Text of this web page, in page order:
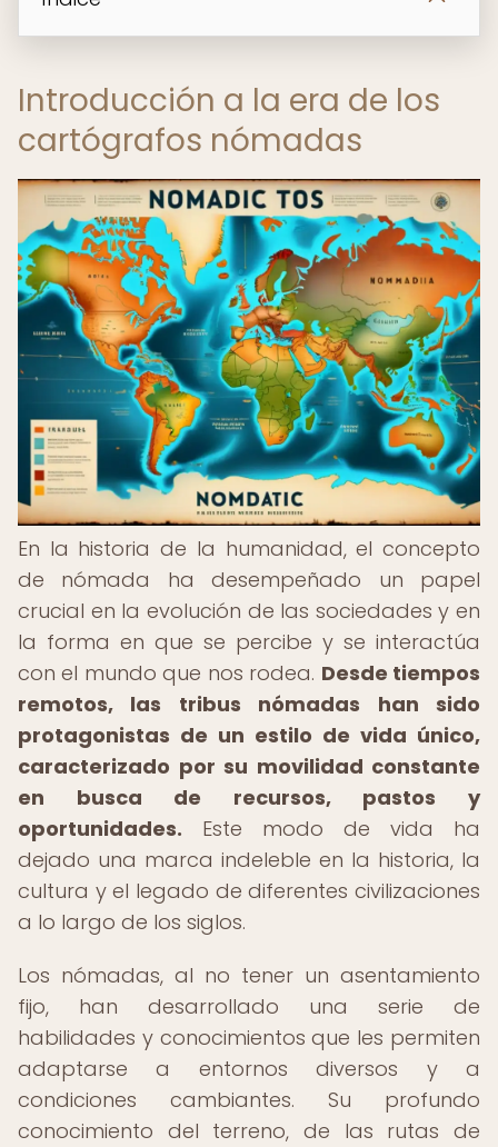
Introducción a la era de los
cartógrafos nómadas
En la historia de la humanidad, el concepto
de nómada ha desempeñado un papel
crucial en la evolución de las sociedades y en
la forma en que se percibe y se interactúa
con el mundo que nos rodea. Desde tiempos
remotos, las tribus nómadas han sido
protagonistas de un estilo de vida único,
caracterizado por su movilidad constante
en busca de recursos, pastos y
oportunidades. Este modo de vida ha
dejado una marca indeleble en la historia, la
cultura y el legado de diferentes civilizaciones
a lo largo de los siglos.
Los nómadas, al no tener un asentamiento
fijo, han desarrollado una serie de
habilidades y conocimientos que les permiten
adaptarse a entornos diversos y a
condiciones cambiantes. Su profundo
conocimiento del terreno, de las rutas de